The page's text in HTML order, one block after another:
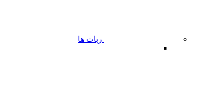
ربات ها